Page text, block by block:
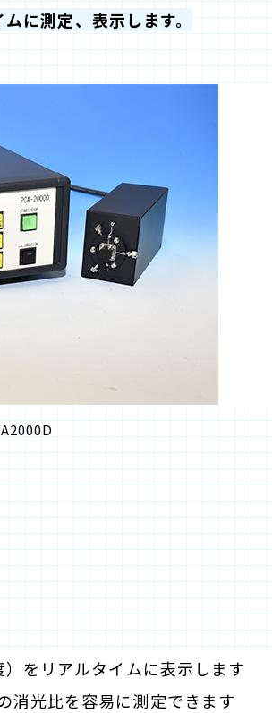
に測定、表示します。
をリアルタイムに表示します
消光比を容易に測定できます